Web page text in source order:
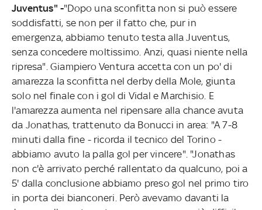
Juventus" -"Dopo una sconfitta non si può essere
soddisfatti, se non per il fatto che, pur in
emergenza, abbiamo tenuto testa alla Juventus,
senza concedere moltissimo. Anzi, quasi niente nella
ripresa". Giampiero Ventura accetta con un po' di
amarezza la sconfitta nel derby della Mole, giunta
solo nel finale con i gol di Vidal e Marchisio. E
l'amarezza aumenta nel ripensare alla chance avuta
da Jonathas, trattenuto da Bonucci in area: "A 7-8
minuti dalla fine - ricorda il tecnico del Torino -
abbiamo avuto la palla gol per vincere". "Jonathas
non c'è arrivato perché rallentato da qualcuno, poi a
5' dalla conclusione abbiamo preso gol nel primo tiro
in porta dei bianconeri. Però avevamo davanti la